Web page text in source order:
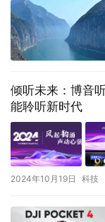
倾听未来：博音
能聆听新时代
2024年10月19日 科技